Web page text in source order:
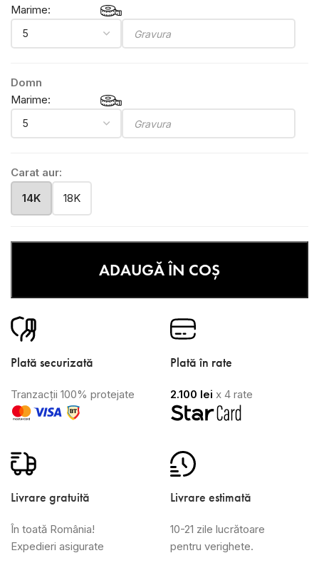
Marime:
Domn
Marime:
Carat aur:
14K
18K
ADAUGĂ ÎN COȘ
Plată securizată
Tranzacții 100% protejate
Plată în rate
2.100 lei x 4 rate
Livrare gratuită
În toată România!
Expedieri asigurate
Livrare estimată
10-21 zile lucrătoare
pentru verighete.